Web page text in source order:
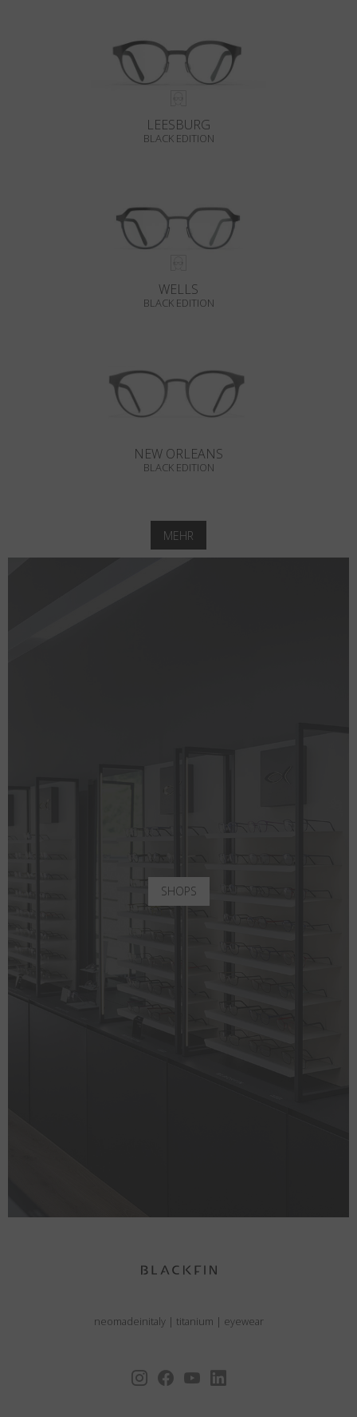
LEESBURG
BLACK EDITION
WELLS
BLACK EDITION
NEW ORLEANS
BLACK EDITION
MEHR
SHOPS
neomadeinitaly | titanium | eyewear